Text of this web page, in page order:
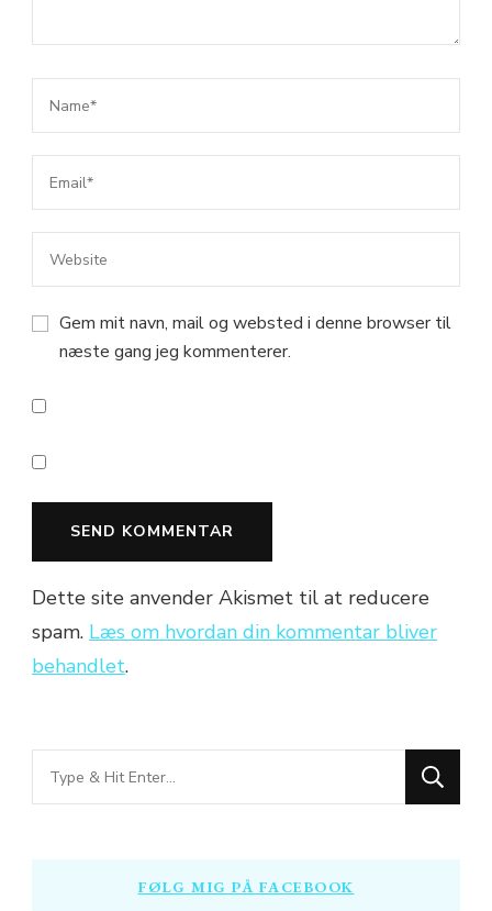
Gem mit navn, mail og websted i denne browser til
næste gang jeg kommenterer.
Dette site anvender Akismet til at reducere
spam. Læs om hvordan din kommentar bliver
behandlet.
Looking
for
FØLG MIG PÅ FACEBOOK